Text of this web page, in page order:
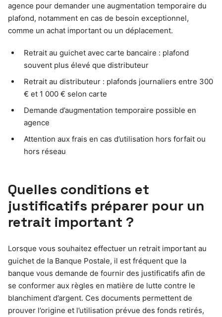
agence pour demander une augmentation temporaire du
plafond, notamment en cas de besoin exceptionnel,
comme un achat important ou un déplacement.
Retrait au guichet avec carte bancaire : plafond
souvent plus élevé que distributeur
Retrait au distributeur : plafonds journaliers entre 300
€ et 1 000 € selon carte
Demande d’augmentation temporaire possible en
agence
Attention aux frais en cas d’utilisation hors forfait ou
hors réseau
Quelles conditions et
justificatifs préparer pour un
retrait important ?
Lorsque vous souhaitez effectuer un retrait important au
guichet de la Banque Postale, il est fréquent que la
banque vous demande de fournir des justificatifs afin de
se conformer aux règles en matière de lutte contre le
blanchiment d’argent. Ces documents permettent de
prouver l’origine et l’utilisation prévue des fonds retirés,